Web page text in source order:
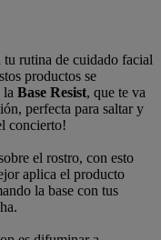
rutina de cuidado facial
productos se
la Base Resist, que te va
perfecta para saltar y
concierto!
el rostro, con esto
aplica el producto
la base con tus